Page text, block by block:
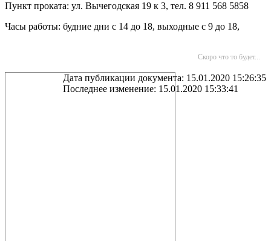
Пункт проката: ул. Вычегодская 19 к 3, тел. 8 911 568 5858
Часы работы: будние дни с 14 до 18, выходные с 9 до 18,
Скоро что то будет...
Дата публикации документа: 15.01.2020 15:26:35
Последнее изменение: 15.01.2020 15:33:41